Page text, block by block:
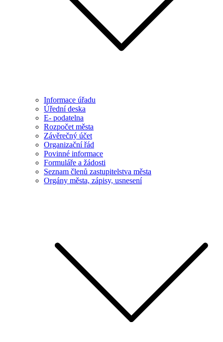
Informace úřadu
Úřední deska
E- podatelna
Rozpočet města
Závěrečný účet
Organizační řád
Povinné informace
Formuláře a žádosti
Seznam členů zastupitelstva města
Orgány města, zápisy, usnesení